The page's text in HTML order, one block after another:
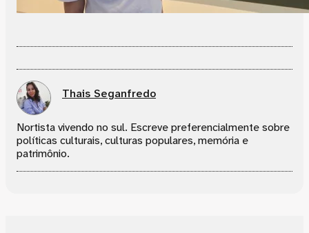
Thais Seganfredo
Nortista vivendo no sul. Escreve preferencialmente sobre
políticas culturais, culturas populares, memória e
patrimônio.